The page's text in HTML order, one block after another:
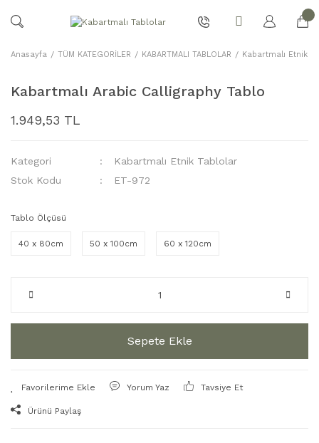
Anasayfa TÜM KATEGORİLER KABARTMALI TABLOLAR Kabartmalı Etnik
Kabartmalı Arabic Calligraphy Tablo
1.949,53 TL
Kategori
Kabartmalı Etnik Tablolar
Stok Kodu
ET-972
Tablo Ölçüsü
40 x 80cm 50 x 100cm 60 x 120cm
Sepete Ekle
Yorum Yaz Tavsiye Et
Ürünü Paylaş